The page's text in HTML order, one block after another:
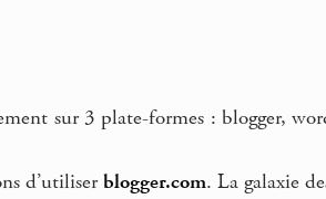
sur 3 plate-formes : blogger,
d’utiliserblogger.com. La galaxie